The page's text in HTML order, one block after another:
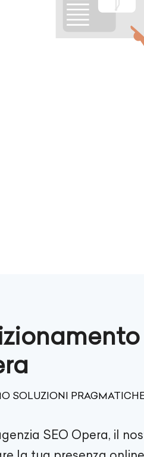
SOLUZIONI
SEO Opera, il